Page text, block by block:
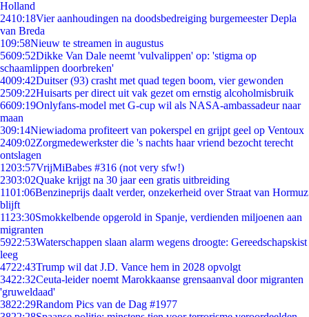
Holland
2410:18Vier aanhoudingen na doodsbedreiging burgemeester Depla
van Breda
109:58Nieuw te streamen in augustus
5609:52Dikke Van Dale neemt 'vulvalippen' op: 'stigma op
schaamlippen doorbreken'
4009:42Duitser (93) crasht met quad tegen boom, vier gewonden
2509:22Huisarts per direct uit vak gezet om ernstig alcoholmisbruik
6609:19Onlyfans-model met G-cup wil als NASA-ambassadeur naar
maan
309:14Niewiadoma profiteert van pokerspel en grijpt geel op Ventoux
2409:02Zorgmedewerkster die 's nachts haar vriend bezocht terecht
ontslagen
1203:57VrijMiBabes #316 (not very sfw!)
2303:02Quake krijgt na 30 jaar een gratis uitbreiding
1101:06Benzineprijs daalt verder, onzekerheid over Straat van Hormuz
blijft
11 23:30Smokkelbende opgerold in Spanje, verdienden miljoenen aan
migranten
5922:53Waterschappen slaan alarm wegens droogte: Gereedschapskist
leeg
4722:43Trump wil dat J.D. Vance hem in 2028 opvolgt
3422:32Ceuta-leider noemt Marokkaanse grensaanval door migranten
'gruweldaad'
3822:29Random Pics van de Dag #1977